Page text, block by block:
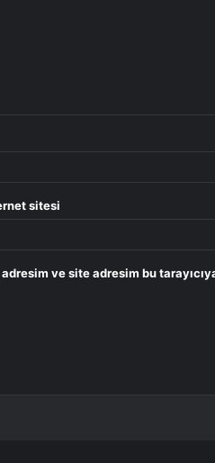
sitesi
ve site adresim bu